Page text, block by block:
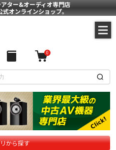
ター&オーディオ専門店
式オンラインショップ。
0
から探す